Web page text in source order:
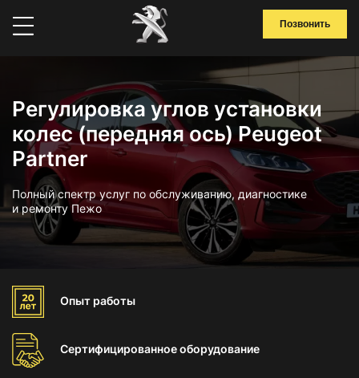
Позвонить
Регулировка углов установки
колес (передняя ось) Peugeot
Partner
Полный спектр услуг по обслуживанию, диагностике
и ремонту Пежо
Опыт работы
Сертифицированноеоборудование